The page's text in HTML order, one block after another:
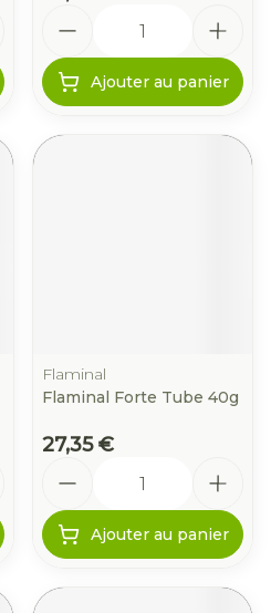
Ajouter au panier
Flaminal
Flaminal Forte Tube 40g
27,35 €
Ajouter au panier